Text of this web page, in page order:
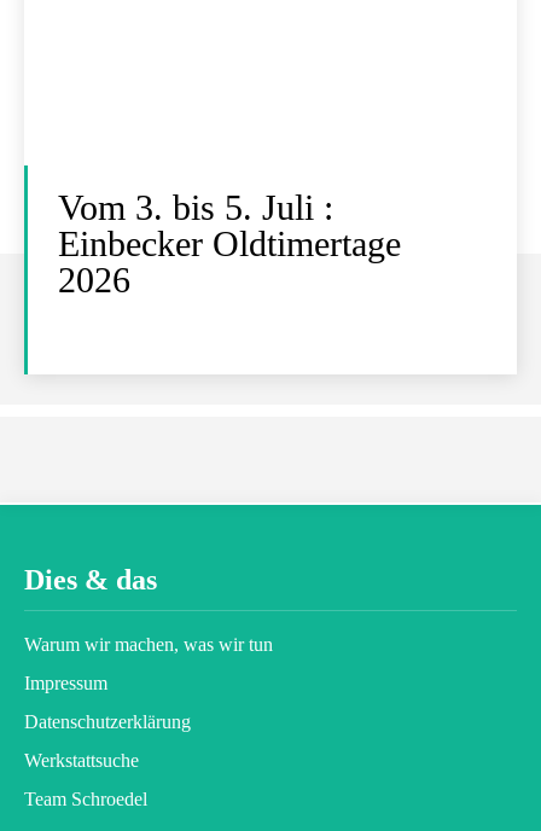
Vom 3. bis 5. Juli :
Einbecker Oldtimertage
2026
Dies & das
Warum wir machen, was wir tun
Impressum
Datenschutz­erklärung
Werkstattsuche
Team Schroedel